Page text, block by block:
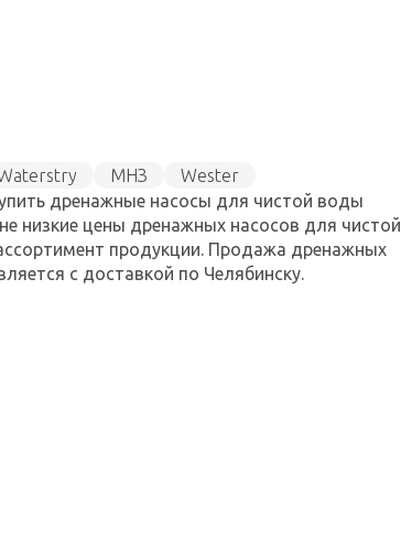
МНЗ
Wester
дренажные насосы для чистой воды
низкие цены дренажных насосов для чистой
продукции. Продажа дренажных
с доставкой по Челябинску.